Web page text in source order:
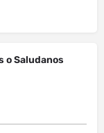
o Saludanos